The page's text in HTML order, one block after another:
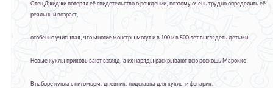
Отец Джиджи потерял её свидетельство о рождении, поэтому очень трудно определить её
реальный возраст,
особенно учитывая, что многие монстры могут и в 100 и в 500 лет выглядеть детьми.
Новые куклы приковывают взгляд, а их наряды раскрывают всю роскошь Марокко!
В наборе кукла с питомцем, дневник, подставка для куклы и фонарик.